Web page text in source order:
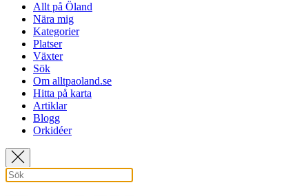
Allt på Öland
Nära mig
Kategorier
Platser
Växter
Sök
Om alltpaoland.se
Hitta på karta
Artiklar
Blogg
Orkidéer